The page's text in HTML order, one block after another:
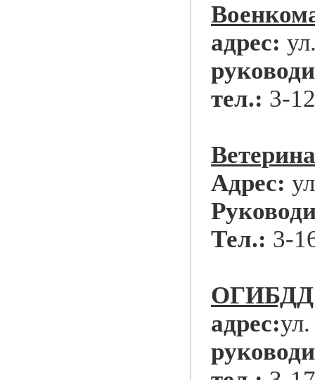
адрес:
тел.: 3-
Адрес:
Тел.: 3-
ОГИБДД
адрес: